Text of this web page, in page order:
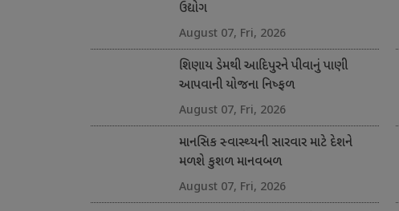
ઉદ્યોગ
August 07, Fri, 2026
શિણાય ડેમથી આદિપુરને પીવાનું પાણી
આપવાની યોજના નિષ્ફળ
August 07, Fri, 2026
માનસિક સ્વાસ્થ્યની સારવાર માટે દેશને
મળશે કુશળ માનવબળ
August 07, Fri, 2026